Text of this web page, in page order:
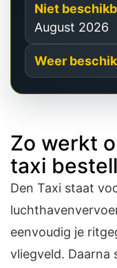
Niet
August 2026
Weer
Zo werkt
taxi
Den Taxi staat
eenvoudig je
vliegveld. Daarna